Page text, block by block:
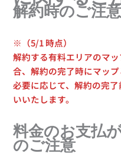
解約時のご注
※（5/1 時点）
解約する有料エリアのマ
合、解約の完了時にマップ
必要に応じて、解約の完
いいたします。
料金のお支払
のご注意